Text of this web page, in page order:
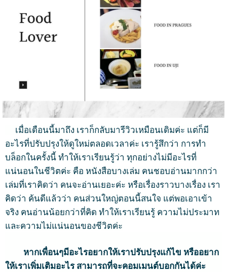
เมื่อเดือนนี้มาถึง เราก็กลับมารีวิวเหมือนเดิมค่ะ แต่ก็มี
อะไรที่ปรับปรุงให้ดูใหม่ตลอดเวลาค่ะ เรารู้สึกว่า การทำ
บล็อกในครั้งนี้ ทำให้เราเรียนรู้ว่า ทุกอย่างไม่มีอะไรที่
แน่นอนในชีวิตค่ะ คือ หนังสือบางเล่ม คนชอบอ่านมากกว่า
เล่มที่เราคิดว่า คนจะอ่านเยอะค่ะ หรือเรื่องราวบางเรื่อง เรา
คิดว่า ค้นดีแล้วว่า คนส่วนใหญ่ตอนนี้สนใจ แต่พอเอาเข้า
จริง คนอ่านน้อยกว่าที่คิด ทำให้เราเรียนรู้ ความไม่ประมาท
และความไม่แน่นอนของชีวิตค่ะ
หากเพื่อนๆมีอะไรอยากให้เราปรับปรุงแก้ไข หรืออยาก
ให้เราเพิ่มเติมอะไร สามารถที่จะคอมเมนต์บอกกันได้ค่ะ